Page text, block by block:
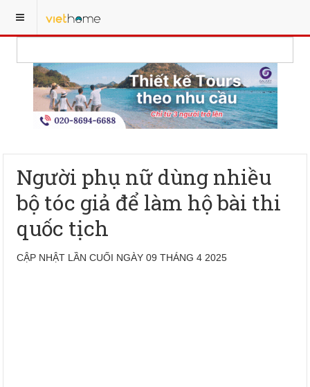
Người phụ nữ dùng nhiều
bộ tóc giả để làm hộ bài thi
quốc tịch
CẬP NHẬT LẦN CUỐI NGÀY 09 THÁNG 4 2025